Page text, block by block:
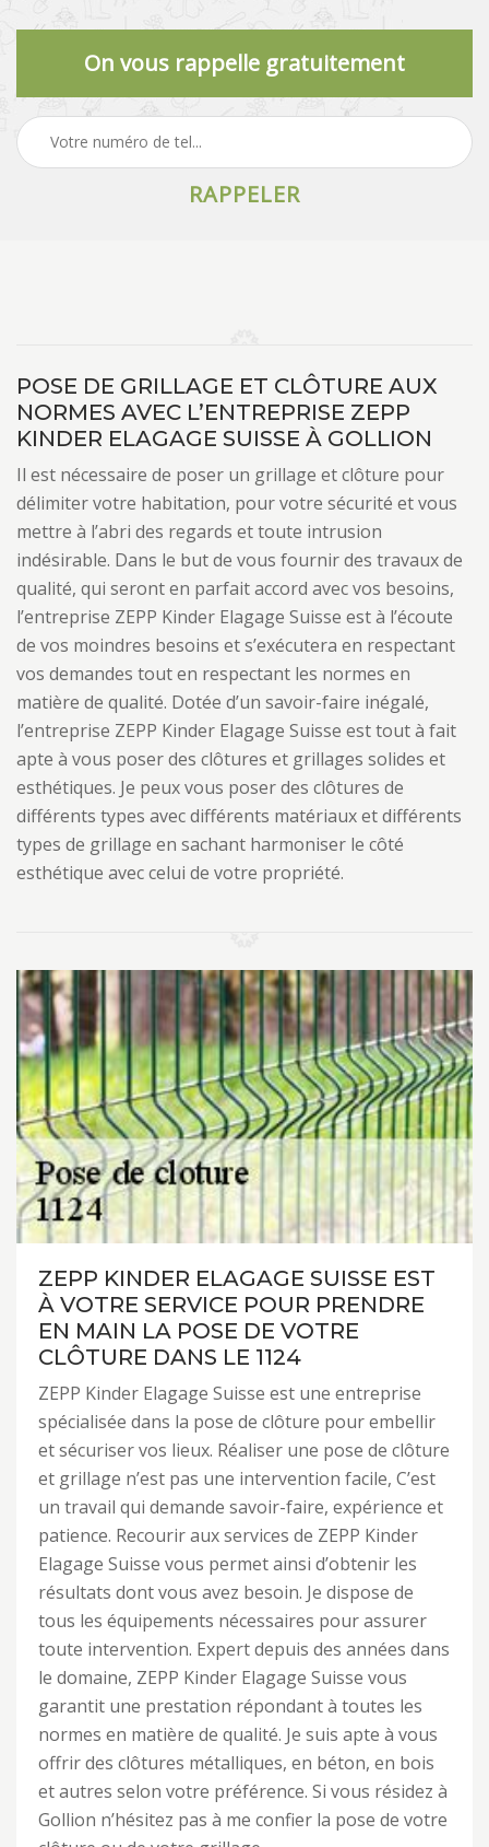
On vous rappelle gratuitement
POSE DE GRILLAGE ET CLÔTURE AUX
NORMES AVEC L’ENTREPRISE ZEPP
KINDER ELAGAGE SUISSE À GOLLION
Il est nécessaire de poser un grillage et clôture pour
délimiter votre habitation, pour votre sécurité et vous
mettre à l’abri des regards et toute intrusion
indésirable. Dans le but de vous fournir des travaux de
qualité, qui seront en parfait accord avec vos besoins,
l’entreprise ZEPP Kinder Elagage Suisse est à l’écoute
de vos moindres besoins et s’exécutera en respectant
vos demandes tout en respectant les normes en
matière de qualité. Dotée d’un savoir-faire inégalé,
l’entreprise ZEPP Kinder Elagage Suisse est tout à fait
apte à vous poser des clôtures et grillages solides et
esthétiques. Je peux vous poser des clôtures de
différents types avec différents matériaux et différents
types de grillage en sachant harmoniser le côté
esthétique avec celui de votre propriété.
ZEPP KINDER ELAGAGE SUISSE EST
À VOTRE SERVICE POUR PRENDRE
EN MAIN LA POSE DE VOTRE
CLÔTURE DANS LE 1124
ZEPP Kinder Elagage Suisse est une entreprise
spécialisée dans la pose de clôture pour embellir
et sécuriser vos lieux. Réaliser une pose de clôture
et grillage n’est pas une intervention facile, C’est
un travail qui demande savoir-faire, expérience et
patience. Recourir aux services de ZEPP Kinder
Elagage Suisse vous permet ainsi d’obtenir les
résultats dont vous avez besoin. Je dispose de
tous les équipements nécessaires pour assurer
toute intervention. Expert depuis des années dans
le domaine, ZEPP Kinder Elagage Suisse vous
garantit une prestation répondant à toutes les
normes en matière de qualité. Je suis apte à vous
offrir des clôtures métalliques, en béton, en bois
et autres selon votre préférence. Si vous résidez à
Gollion n’hésitez pas à me confier la pose de votre